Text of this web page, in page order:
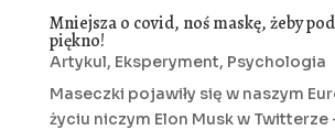
Mniejsza o covid, noś maskę, żeby
piękno!
Artykul, Eksperyment, Psychologia
Maseczki pojawiły się w naszym
życiu niczym Elon Musk w Twitterze